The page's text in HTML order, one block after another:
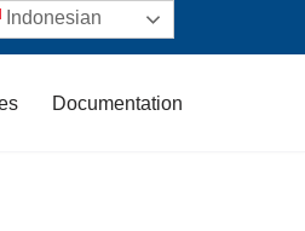
Documentation
Indonesian